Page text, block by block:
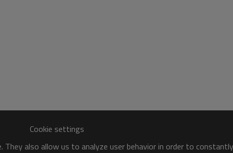
Cookie settings
also allow us to analyze user behavior in order to